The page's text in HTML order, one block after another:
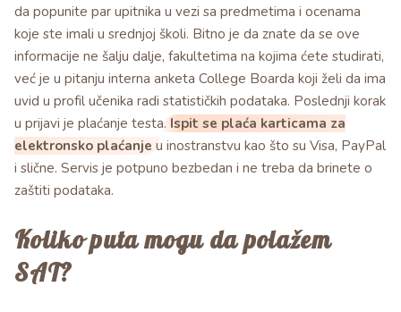
da popunite par upitnika u vezi sa predmetima i ocenama
koje ste imali u srednjoj školi. Bitno je da znate da se ove
informacije ne šalju dalje, fakultetima na kojima ćete studirati,
već je u pitanju interna anketa College Boarda koji želi da ima
uvid u profil učenika radi statističkih podataka. Poslednji korak
u prijavi je plaćanje testa. Ispit se plaća karticama za
elektronsko plaćanje u inostranstvu kao što su Visa, PayPal
i slične. Servis je potpuno bezbedan i ne treba da brinete o
zaštiti podataka.
Koliko puta mogu da polažem
SAT?